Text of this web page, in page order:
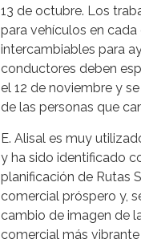
13 de octubre. Los
para vehículos en
intercambiables para
conductores deben
el 12 de noviembre y
de las personas que
E. Alisal es muy
y ha sido identificado
planificación de Rutas
comercial próspero y,
cambio de imagen de
comercial más